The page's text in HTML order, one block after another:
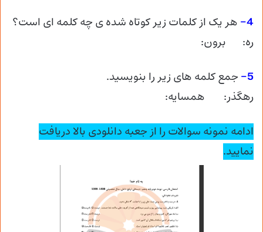
4- هر یک از کلمات زیر کوتاه شده ی چه کلمه ای است؟
ره: برون:
5-
جمع کلمه های زیر را بنویسید.
رهگذر: همسایه:
ادامه نمونه سوالات را از جعبه دانلودی بالا دریافت
نمایید.